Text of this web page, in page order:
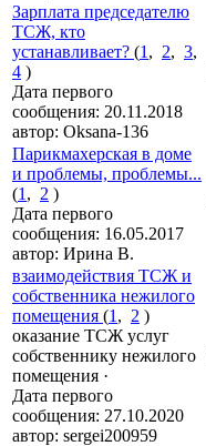
Зарплата председателю
ТСЖ, кто
устанавливает? (1 , 2, 3,
4 )
Дата первого
сообщения: 20.11.2018
автор: Oksana-136
Парикмахерская в доме
и проблемы, проблемы...
(1 , 2 )
Дата первого
сообщения: 16.05.2017
автор: Ирина В.
взаимодействия ТСЖ и
собственника нежилого
помещения (1 , 2 )
оказание ТСЖ услуг
собственнику нежилого
помещения ·
Дата первого
сообщения: 27.10.2020
автор: sergei200959